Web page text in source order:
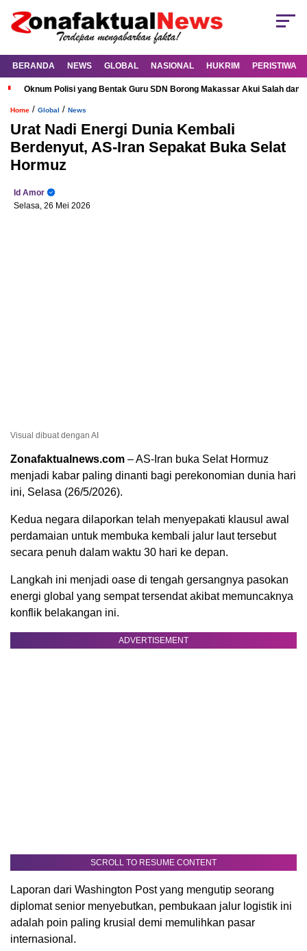
BERANDA NEWS GLOBAL NASIONAL HUKRIM PERISTIWA
Oknum Polisi yang Bentak Guru SDN Borong Makassar Akui Salah dan
Home / Global / News
Urat Nadi Energi Dunia Kembali
Berdenyut, AS-Iran Sepakat Buka Selat
Hormuz
Id Amor
Selasa, 26 Mei 2026
Visual dibuat dengan AI
Zonafaktualnews.com – AS-Iran buka Selat Hormuz
menjadi kabar paling dinanti bagi perekonomian dunia hari
ini, Selasa (26/5/2026).
Kedua negara dilaporkan telah menyepakati klausul awal
perdamaian untuk membuka kembali jalur laut tersebut
secara penuh dalam waktu 30 hari ke depan.
Langkah ini menjadi oase di tengah gersangnya pasokan
energi global yang sempat tersendat akibat memuncaknya
konflik belakangan ini.
ADVERTISEMENT
SCROLL TO RESUME CONTENT
Laporan dari Washington Post yang mengutip seorang
diplomat senior menyebutkan, pembukaan jalur logistik ini
adalah poin paling krusial demi memulihkan pasar
internasional.